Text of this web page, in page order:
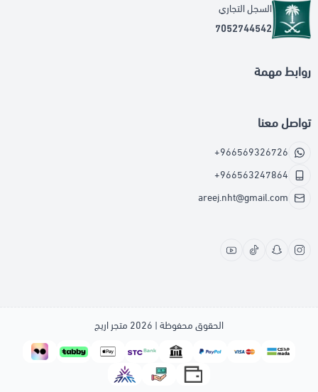
السجل التجاري
7052744542
روابط مهمة
تواصل معنا
+966569326726
+966563247864
areej.nht@gmail.com
الحقوق محفوظة | 2026 متجر اريج